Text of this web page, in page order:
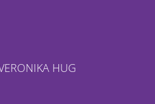
HUG